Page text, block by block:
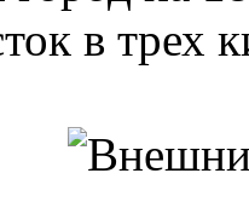
в трех